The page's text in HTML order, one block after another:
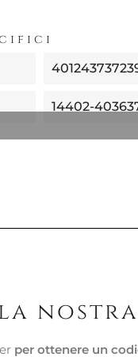
14402-
nostra
per ottenere un